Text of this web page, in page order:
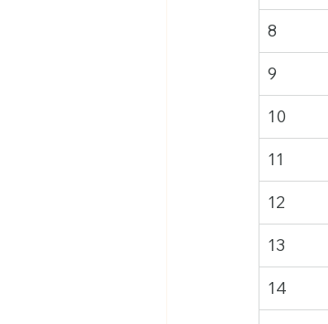
8
9
10
11
12
13
14